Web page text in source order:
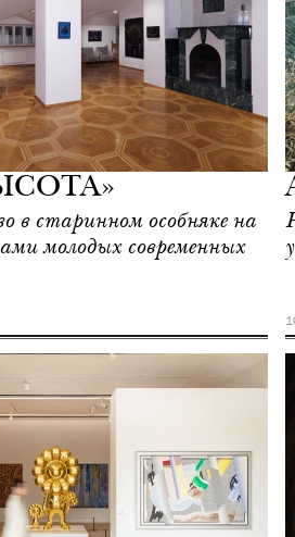
в старинном особняке на
молодых современных